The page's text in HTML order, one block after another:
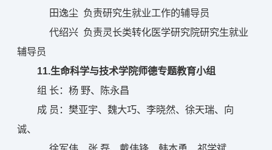
田逸尘 负责研究生就业工作的辅导员
代绍兴 负责灵长类转化医学研究院研究生就业
辅导员
11.生命科学与技术学院师德专题教育小组
组 长：杨 野、陈永昌
成 员：樊亚宇、魏大巧、李晓然、徐天瑞、向
诚、